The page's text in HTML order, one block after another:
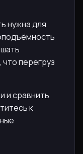
нужна для
перегруз
и сравнить
к